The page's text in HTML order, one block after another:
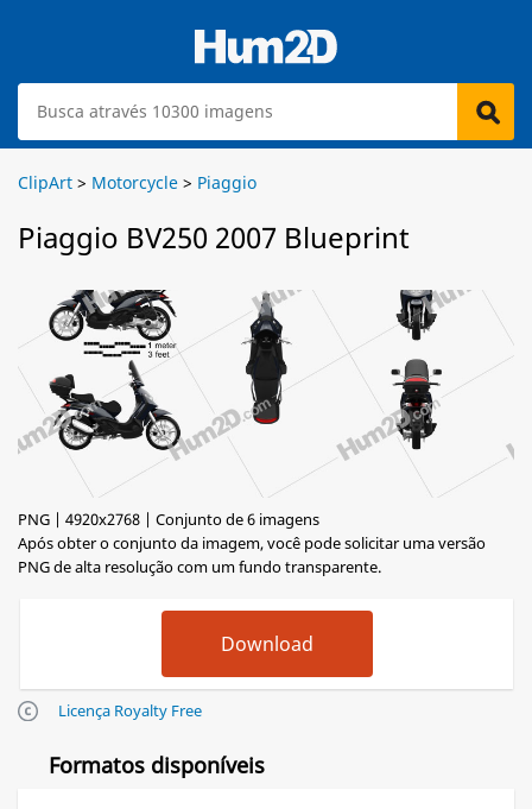
ClipArt > Motorcycle > Piaggio
Piaggio BV250 2007 Blueprint
PNG | 4920x2768 | Conjunto de 6 imagens
Após obter o conjunto da imagem, você pode solicitar uma versão
PNG de alta resolução com um fundo transparente.
Licença Royalty Free
Formatos disponíveis